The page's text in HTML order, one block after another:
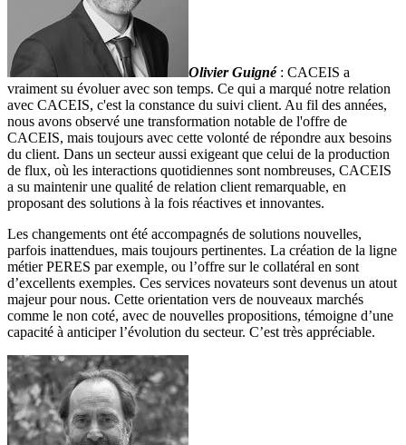
Olivier Guigné: CACEIS a
vraiment su évoluer avec son temps. Ce qui a marqué notre relation
avec CACEIS, c'est la constance du suivi client. Au fil des années,
nous avons observé une transformation notable de l'offre de
CACEIS, mais toujours avec cette volonté de répondre aux besoins
du client. Dans un secteur aussi exigeant que celui de la production
de flux, où les interactions quotidiennes sont nombreuses, CACEIS
a su maintenir une qualité de relation client remarquable, en
proposant des solutions à la fois réactives et innovantes.
Les changements ont été accompagnés de solutions nouvelles,
parfois inattendues, mais toujours pertinentes. La création de la ligne
métier PERES par exemple, ou l’offre sur le collatéral en sont
d’excellents exemples. Ces services novateurs sont devenus un atout
majeur pour nous. Cette orientation vers de nouveaux marchés
comme le non coté, avec de nouvelles propositions, témoigne d’une
capacité à anticiper l’évolution du secteur. C’est très appréciable.